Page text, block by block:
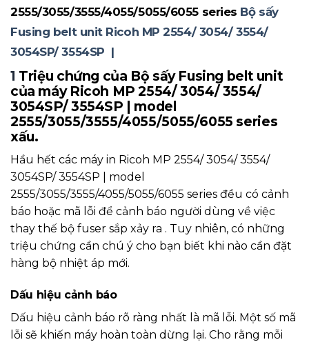
2555/3055/3555/4055/5055/6055 series Bộ sấy
Fusing belt unit Ricoh MP 2554/ 3054/ 3554/
3054SP/ 3554SP |
1 Triệu chứng của Bộ sấy Fusing belt unit
của máy Ricoh MP 2554/ 3054/ 3554/
3054SP/ 3554SP | model
2555/3055/3555/4055/5055/6055 series
xấu.
Hầu hết các máy in Ricoh MP 2554/ 3054/ 3554/
3054SP/ 3554SP | model
2555/3055/3555/4055/5055/6055 series đều có cảnh
báo hoặc mã lỗi để cảnh báo người dùng về việc
thay thế bộ fuser sắp xảy ra . Tuy nhiên, có những
triệu chứng cần chú ý cho bạn biết khi nào cần đặt
hàng bộ nhiệt áp mới.
Dấu hiệu cảnh báo
Dấu hiệu cảnh báo rõ ràng nhất là mã lỗi. Một số mã
lỗi sẽ khiến máy hoàn toàn dừng lại. Cho rằng mỗi